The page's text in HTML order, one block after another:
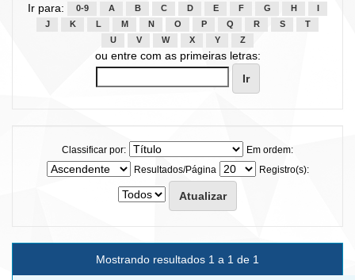
Ir para: 0-9 A B C D E F G H
J
K L M N O P Q R S
T
U
V W X Y Z
ou entre com as primeiras letras:
Classificar por:
Em ordem:
Resultados/Página
Registro(s):
Mostrando resultados 1 a 1 de 1